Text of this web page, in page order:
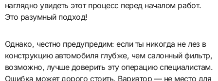
наглядно увидеть этот процесс перед началом работ.
Это разумный подход!
Однако, честно предупредим: если ты никогда не лез в
конструкцию автомобиля глубже, чем салонный фильтр,
возможно, лучше доверить эту операцию специалистам.
Ошибка может дорого стоить. Вариатор — не место для